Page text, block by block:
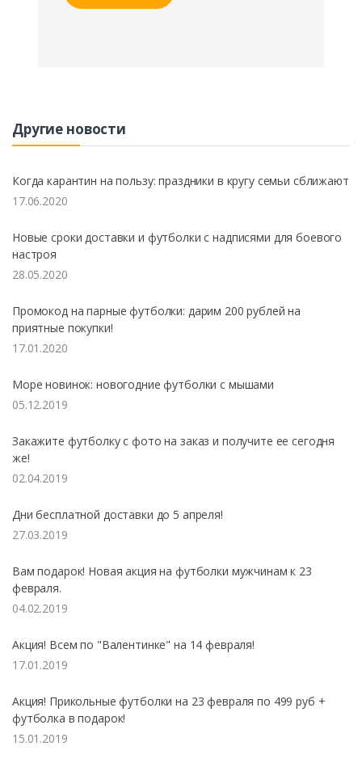
Другие новости
Когда карантин на пользу: праздники в кругу семьи сближают
17.06.2020
Новые сроки доставки и футболки с надписями для боевого
настроя
28.05.2020
Промокод на парные футболки: дарим 200 рублей на
приятные покупки!
17.01.2020
Море новинок: новогодние футболки с мышами
05.12.2019
Закажите футболку с фото на заказ и получите ее сегодня
же!
02.04.2019
Дни бесплатной доставки до 5 апреля!
27.03.2019
Вам подарок! Новая акция на футболки мужчинам к 23
февраля.
04.02.2019
Акция! Всем по "Валентинке" на 14 февраля!
17.01.2019
Акция! Прикольные футболки на 23 февраля по 499 руб +
футболка в подарок!
15.01.2019